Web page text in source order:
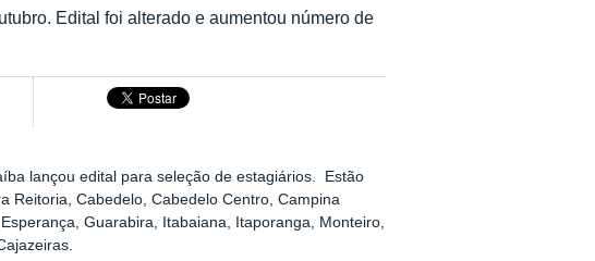
Edital foi alterado e aumentou número de
lançou edital para seleção de estagiários. Estão
Reitoria, Cabedelo, Cabedelo Centro, Campina
Guarabira, Itabaiana, Itaporanga, Monteiro,